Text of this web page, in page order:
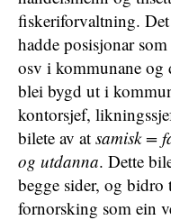
fiskeriforvaltning.
hadde posisjonar
osv i kommunane og
blei bygd ut i
kontorsjef,
bilete av at samisk =
og utdanna. Dette
begge sider, og bidro
fornorsking som ein